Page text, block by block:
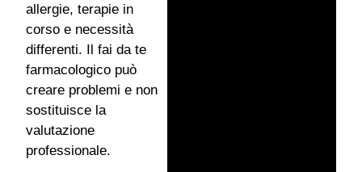
allergie, terapie in
corso e necessità
differenti. Il fai da te
farmacologico può
creare problemi e non
sostituisce la
valutazione
professionale.